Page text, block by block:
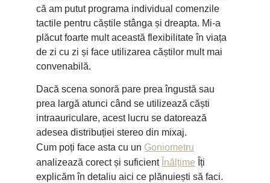
că am putut programa individual comenzile
tactile pentru căștile stânga și dreapta. Mi-a
plăcut foarte mult această flexibilitate în viața
de zi cu zi și face utilizarea căștilor mult mai
convenabilă.
Dacă scena sonoră pare prea îngustă sau
prea largă atunci când se utilizează căști
intraauriculare, acest lucru se datorează
adesea distribuției stereo din mixaj.
Cum poți face asta cu un Goniometru
analizează corect și suficient Înălțime Îți
explicăm în detaliu aici ce plănuiești să faci.